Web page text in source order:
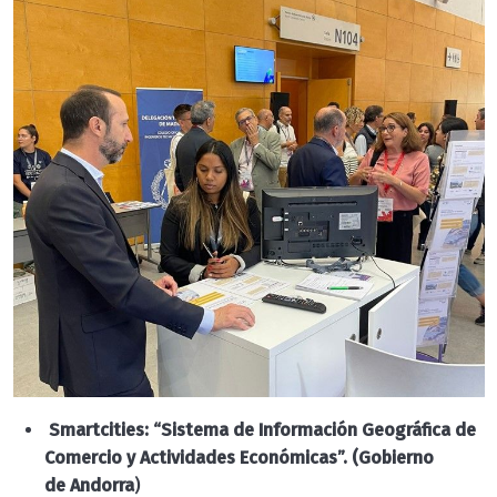
Smartcities: “Sistema de Información Geográfica de
Comercio y Actividades Económicas”. (Gobierno
de Andorra)